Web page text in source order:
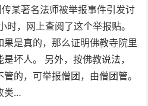
某著名法师被举报事件引发讨
，网上查阅了这个举报贴。
是真的，那么证明佛教寺院里
坏人。 另外，按佛教说法，
的，可举报僧团，由僧团管。
类…